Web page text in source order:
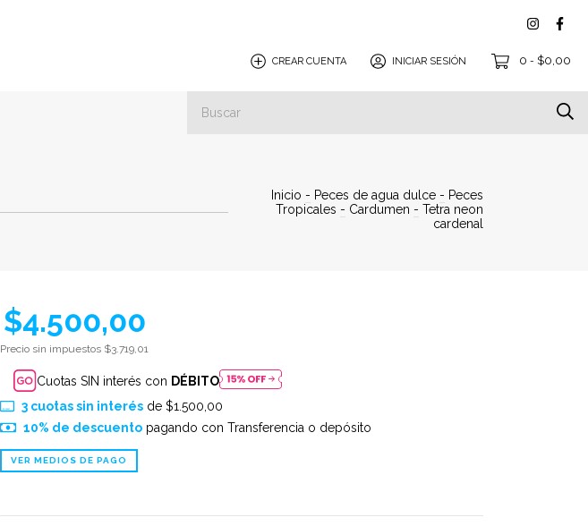
CREAR CUENTA INICIAR SESIÓN 0 - $0,00
Inicio - Peces de agua dulce - Peces
Tropicales - Cardumen - Tetra neon
cardenal
$4.500,00
Precio sin impuestos $3.719,01
Cuotas SIN interés con DÉBITO
3cuotas sin interésde $1.500,00
10% de descuentopagando con Transferencia o depósito
VER MEDIOS DE PAGO